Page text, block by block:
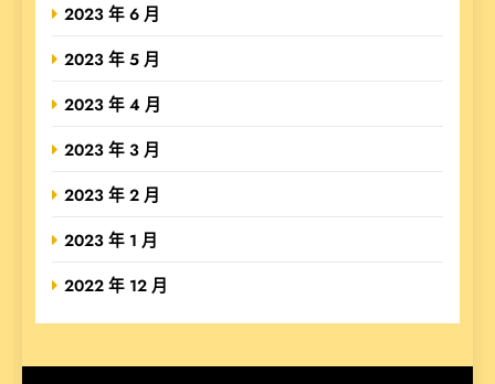
2023 年 6 月
2023 年 5 月
2023 年 4 月
2023 年 3 月
2023 年 2 月
2023 年 1 月
2022 年 12 月